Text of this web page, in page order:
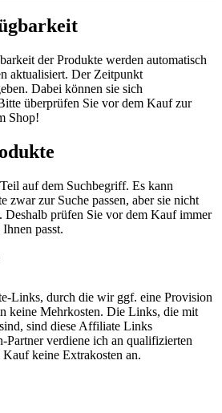
der Produkte werden automatisch
aktualisiert. Der Zeitpunkt
Dabei können sie sich
überprüfen Sie vor dem Kauf zur
Shop!
auf dem Suchbegriff. Es kann
zwar zur Suche passen, aber sie nicht
Deshalb prüfen Sie vor dem Kauf immer
passt.
Links, durch die wir ggf. eine Provision
keine Mehrkosten. Die Links, die mit
sind diese Affiliate Links
verdiene ich an qualifizierten
keine Extrakosten an.